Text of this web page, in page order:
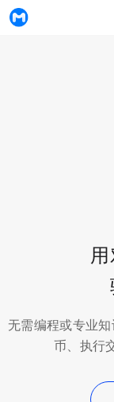
用
无需编程或专业知识
币、执行